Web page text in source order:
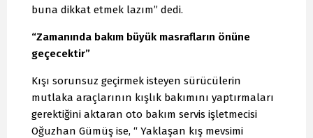
buna dikkat etmek lazım” dedi.
“Zamanında bakım büyük masrafların önüne
geçecektir”
Kışı sorunsuz geçirmek isteyen sürücülerin
mutlaka araçlarının kışlık bakımını yaptırmaları
gerektiğini aktaran oto bakım servis işletmecisi
Oğuzhan Gümüş ise, “ Yaklaşan kış mevsimi